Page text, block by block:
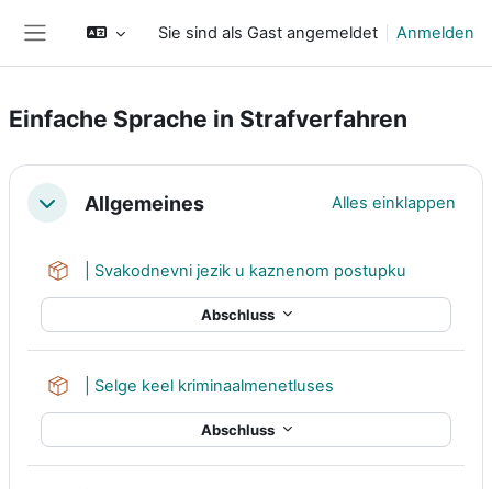
Sie sind als Gast angemeldet Anmelden
Einfache Sprache in Strafverfahren
Abschnittsübersicht
EinklappenAllgemeines Alles einklappen
| Svakodnevni jezik u kaznenom postupku
Abschluss
| Selge keel kriminaalmenetluses
Abschluss